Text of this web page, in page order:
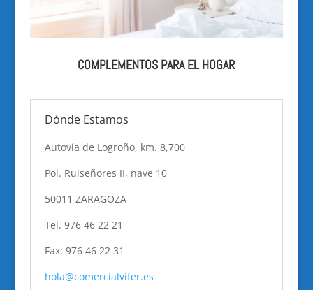
COMPLEMENTOS PARA EL HOGAR
Dónde Estamos
Autovía de Logroño, km. 8,700
Pol. Ruiseñores II, nave 10
50011 ZARAGOZA
Tel. 976 46 22 21
Fax: 976 46 22 31
hola@comercialvifer.es